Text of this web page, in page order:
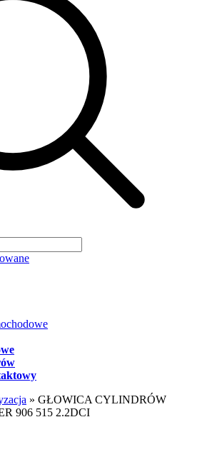
» GŁOWICA CYLINDRÓW
906 515 2.2DCI